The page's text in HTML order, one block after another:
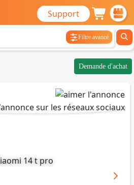
Support
Filtre avancé
Demande d'achat